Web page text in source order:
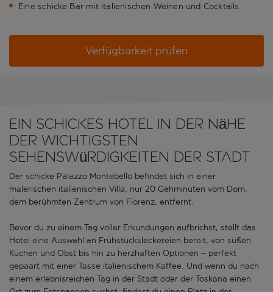
Eine schicke Bar mit italienischen Weinen und Cocktails
Verfügbarkeit prüfen
Ein schickes Hotel in der Nähe
der wichtigsten
Sehenswürdigkeiten der Stadt
Der schicke Palazzo Montebello befindet sich in einer
malerischen italienischen Villa, nur 20 Gehminuten vom Dom,
dem berühmten Zentrum von Florenz, entfernt.
Bevor du zu einem Tag voller Erkundungen aufbrichst, stellt das
Hotel eine Auswahl an Frühstücksleckereien bereit, von süßen
Kuchen und Obst bis hin zu herzhaften Optionen – perfekt
gepaart mit einer Tasse italienischem Kaffee. Und wenn du nach
einem erlebnisreichen Tag in der Stadt oder der Toskana einen